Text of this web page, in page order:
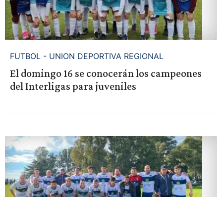
FUTBOL - UNION DEPORTIVA REGIONAL
El domingo 16 se conocerán los campeones
del Interligas para juveniles